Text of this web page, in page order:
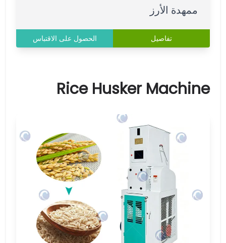
ممهدة الأرز
تفاصيل الحصول على الاقتباس
Rice Husker Machine